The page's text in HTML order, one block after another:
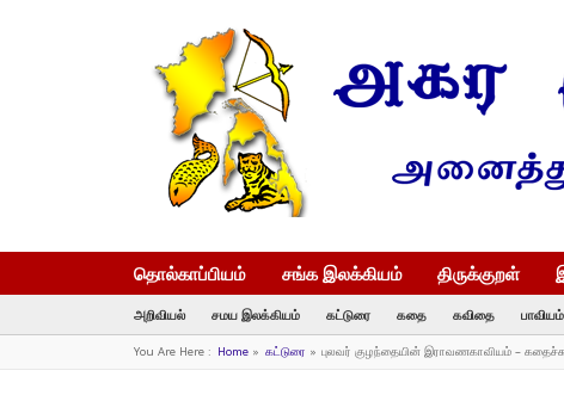
தொல்காப்பியம் சங்க இலக்கியம் திருக்குறள்
அறிவியல் சமய இலக்கியம் கட்டுரை கதை கவிதை பாவியம்
You Are Here : Home» கட்டுரை » புலவர் குழந்தையின் இராவணகாவியம் –